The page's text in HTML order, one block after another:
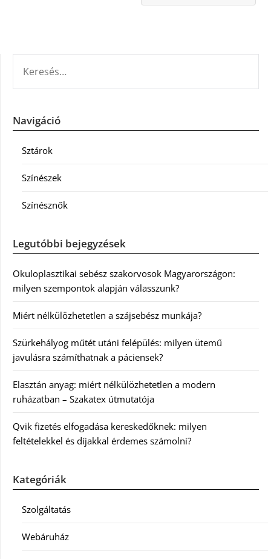
Navigáció
Sztárok
Színészek
Színésznők
Legutóbbi bejegyzések
Okuloplasztikai sebész szakorvosok Magyarországon:
milyen szempontok alapján válasszunk?
Miért nélkülözhetetlen a szájsebész munkája?
Szürkehályog műtét utáni felépülés: milyen ütemű
javulásra számíthatnak a páciensek?
Elasztán anyag: miért nélkülözhetetlen a modern
ruházatban – Szakatex útmutatója
Qvik fizetés elfogadása kereskedőknek: milyen
feltételekkel és díjakkal érdemes számolni?
Kategóriák
Szolgáltatás
Webáruház